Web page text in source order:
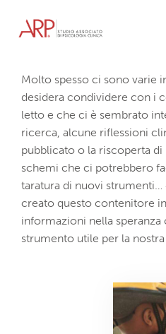
Molto spesso ci sono varie
desidera condividere con i
letto e che ci è sembrato
ricerca, alcune riflessioni
pubblicato o la riscoperta
schemi che ci potrebbero
taratura di nuovi strumenti…
creato questo contenitore
informazioni nella speranza
strumento utile per la